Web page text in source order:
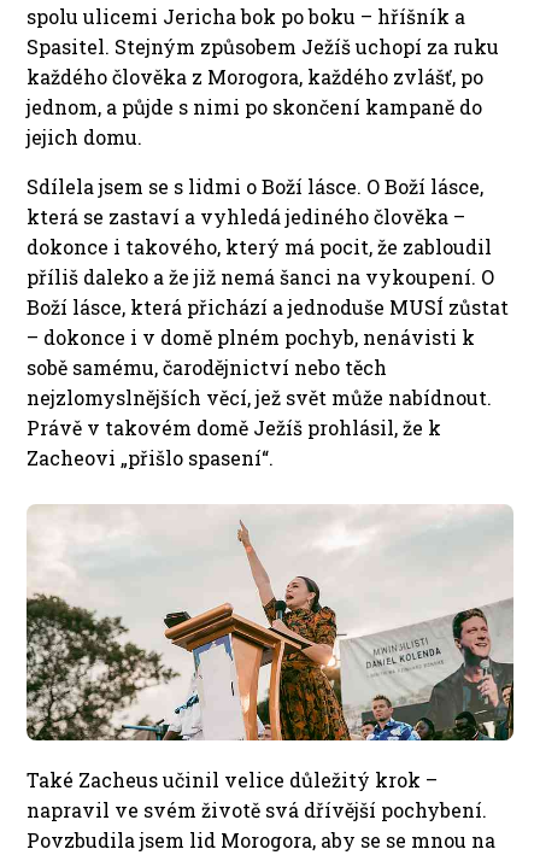
spolu ulicemi Jericha bok po boku – hříšník a
Spasitel. Stejným způsobem Ježíš uchopí za ruku
každého člověka z Morogora, každého zvlášť, po
jednom, a půjde s nimi po skončení kampaně do
jejich domu.
Sdílela jsem se s lidmi o Boží lásce. O Boží lásce,
která se zastaví a vyhledá jediného člověka –
dokonce i takového, který má pocit, že zabloudil
příliš daleko a že již nemá šanci na vykoupení. O
Boží lásce, která přichází a jednoduše MUSÍ zůstat
– dokonce i v domě plném pochyb, nenávisti k
sobě samému, čarodějnictví nebo těch
nejzlomyslnějších věcí, jež svět může nabídnout.
Právě v takovém domě Ježíš prohlásil, že k
Zacheovi „přišlo spasení“.
Také Zacheus učinil velice důležitý krok –
napravil ve svém životě svá dřívější pochybení.
Povzbudila jsem lid Morogora, aby se se mnou na